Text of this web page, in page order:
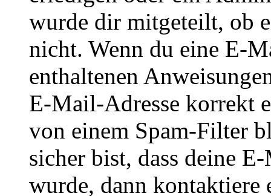
wurde dir mitgeteilt, ob
nicht. Wenn du eine E-
enthaltenen
E-Mail-Adresse korrekt
von einem Spam-Filter
sicher bist, dass deine
wurde, dann kontaktiere